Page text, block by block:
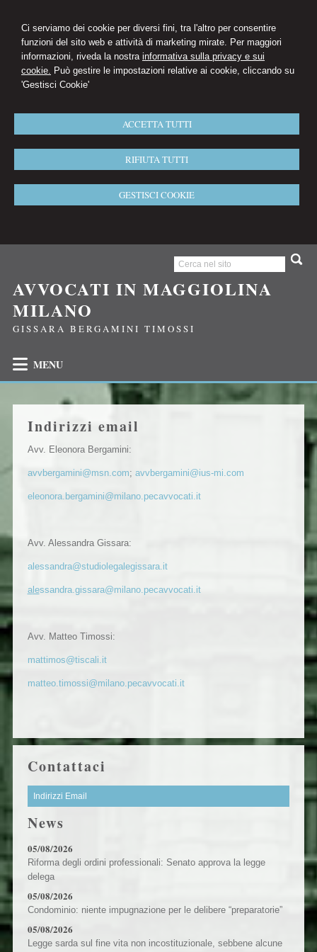
Ci serviamo dei cookie per diversi fini, tra l'altro per consentire
funzioni del sito web e attività di marketing mirate. Per maggiori
informazioni, riveda la nostra informativa sulla privacy e sui
cookie. Può gestire le impostazioni relative ai cookie, cliccando su
'Gestisci Cookie'
ACCETTA TUTTI
RIFIUTA TUTTI
GESTISCI COOKIE
AVVOCATI IN MAGGIOLINA
MILANO
GISSARA BERGAMINI TIMOSSI
MENU
Indirizzi email
Avv. Eleonora Bergamini:
avvbergamini@msn.com; avvbergamini@ius-mi.com
eleonora.bergamini@milano.pecavvocati.it
Avv. Alessandra Gissara:
alessandra@studiolegalegissara.it
alessandra.gissara@milano.pecavvocati.it
Avv. Matteo Timossi:
mattimos@tiscali.it
matteo.timossi@milano.pecavvocati.it
Contattaci
Indirizzi Email
News
05/08/2026
Riforma degli ordini professionali: Senato approva la legge
delega
05/08/2026
Condominio: niente impugnazione per le delibere “preparatorie”
05/08/2026
Legge sarda sul fine vita non incostituzionale, sebbene alcune